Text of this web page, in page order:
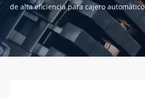
de alta eficiencia para cajero automático